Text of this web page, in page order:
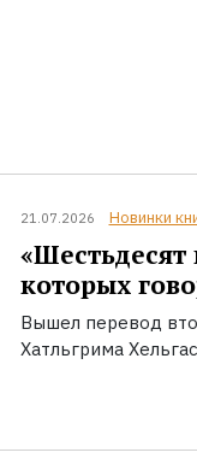
21.07.2026 Новинки
которых
Вышел перевод
Хатльгрима